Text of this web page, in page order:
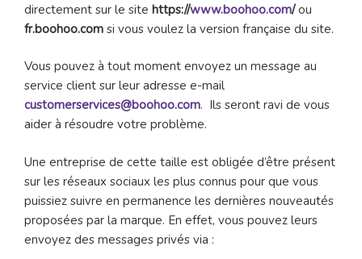
directement sur le site https://www.boohoo.com/ou
fr.boohoo.com si vous voulez la version française du site.
Vous pouvez à tout moment envoyez un message au
service client sur leur adresse e-mail
customerservices@boohoo.com. Ils seront ravi de vous
aider à résoudre votre problème.
Une entreprise de cette taille est obligée d’être présent
sur les réseaux sociaux les plus connus pour que vous
puissiez suivre en permanence les dernières nouveautés
proposées par la marque. En effet, vous pouvez leurs
envoyez des messages privés via :